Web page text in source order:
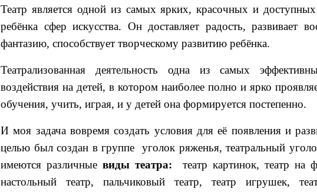
Театр является одной из самых ярких, красочных и
ребёнка сфер искусства. Он доставляет радость, развивает
фантазию, способствует творческому развитию ребёнка.
Театрализованная деятельность одна из самых
воздействия на детей, в котором наиболее полно и ярко
обучения, учить, играя, и у детей она формируется постепенно.
И моя задача вовремя создать условия для её появления и
целью был создан в группе уголок ряженья, театральный
имеются различные виды театра: театр картинок, театр на
настольный театр, пальчиковый театр, театр игрушек,